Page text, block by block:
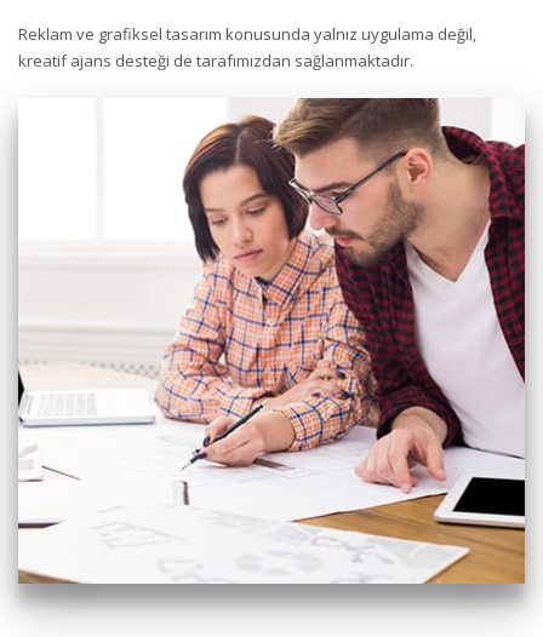
Reklam ve grafiksel tasarım konusunda yalnız uygulama değil,
kreatif ajans desteği de tarafımızdan sağlanmaktadır.